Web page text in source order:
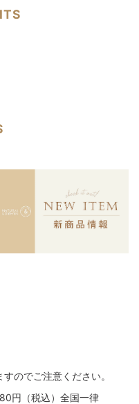
のでご注意ください。
円（税込）全国一律